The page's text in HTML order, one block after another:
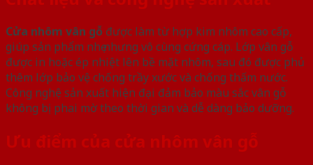
Cửa nhôm vân gỗ được làm từ hợp kim nhôm cao cấp,
giúp sản phẩm nhẹ nhưng vô cùng cứng cáp. Lớp vân gỗ
được in hoặc ép nhiệt lên bề mặt nhôm, sau đó được phủ
thêm lớp bảo vệ chống trầy xước và chống thấm nước.
Công nghệ sản xuất hiện đại đảm bảo màu sắc vân gỗ
không bị phai mờ theo thời gian và dễ dàng bảo dưỡng.
Ưu điểm của cửa nhôm vân gỗ